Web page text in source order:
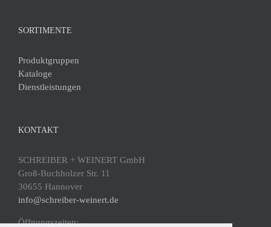
SORTIMENTE
Produktgruppen
Kataloge
Dienstleistungen
KONTAKT
SCHREIBER + WEINERT GmbH
Groß-Buchholzer Str. 11
30655 Hannover
info@schreiber-weinert.de
Öffnungszeiten: